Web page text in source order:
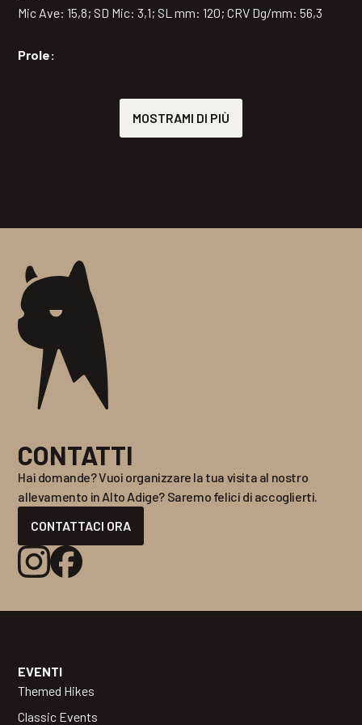
Mic Ave: 15,8; SD Mic: 3,1; SL mm: 120; CRV Dg/mm: 56,3
Prole:
MOSTRAMI DI PIÙ
CONTATTI
Hai domande? Vuoi organizzare la tua visita al nostro
allevamento in Alto Adige? Saremo felici di accoglierti.
CONTATTACI ORA
EVENTI
Themed Hikes
Classic Events